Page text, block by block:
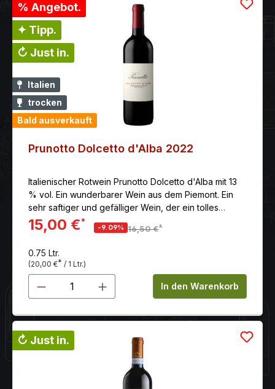
% Angebot.
✦ Tipp.
↻ Just in.
Italien
trocken
Bald ausverkauft
Prunotto Dolcetto d'Alba 2022
Italienischer Rotwein Prunotto Dolcetto d'Alba mit 13
% vol. Ein wunderbarer Wein aus dem Piemont. Ein
sehr saftiger und gefälliger Wein, der ein tolles
Gleichgewicht zwischen Frucht, Säure, Mineralität und
Frische bietet.
15,00 €*
-9.09% 16,50 €*
0.75 Ltr.
(20,00 €* / 1 Ltr.)
Produkt Anzahl: Gib denIn den Warenkorb
↻ Just in.